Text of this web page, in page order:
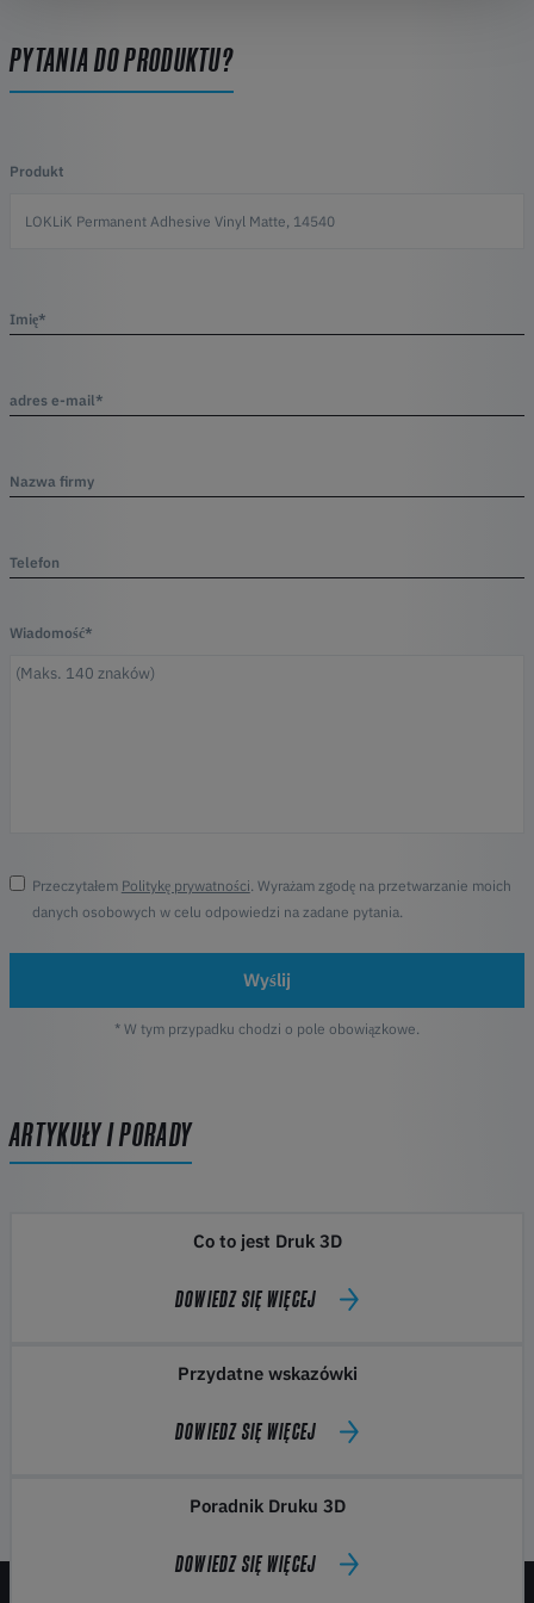
PYTANIA DO PRODUKTU?
Produkt
Imię*
adres e-mail*
Nazwa firmy
Telefon
Wiadomość*
Przeczytałem Politykę prywatności . Wyrażam zgodę na przetwarzanie moich
danych osobowych w celu odpowiedzi na zadane pytania.
Wyślij
* W tym przypadku chodzi o pole obowiązkowe.
ARTYKUŁY I PORADY
Co to jest Druk 3D
DOWIEDZ SIĘ WIĘCEJ
Przydatne wskazówki
DOWIEDZ SIĘ WIĘCEJ
Poradnik Druku 3D
DOWIEDZ SIĘ WIĘCEJ